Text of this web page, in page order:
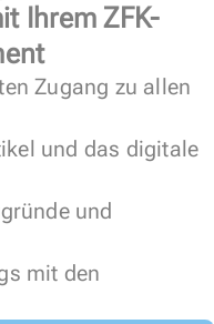
Ihrem ZFK-
Zugang zu allen
und das digitale
und
mit den